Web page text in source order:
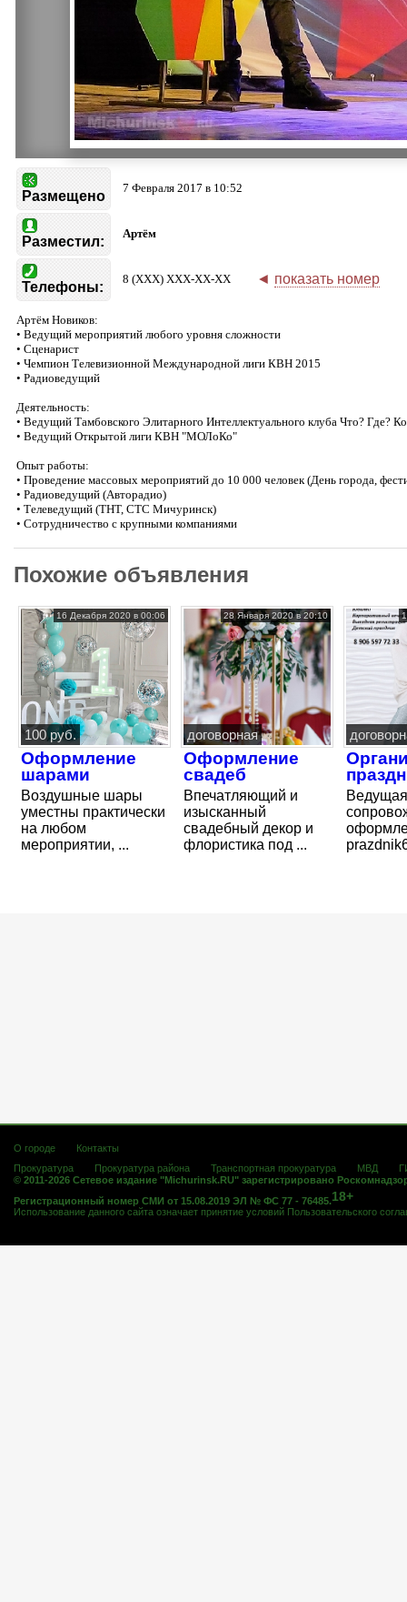
Размещено
7 Февраля 2017 в 10:52
Разместил:
Артём
Телефоны:
8 (XXX) XXX-XX-XX ◄ показать номер
Артём Новиков:
• Ведущий мероприятий любого уровня сложности
• Сценарист
• Чемпион Телевизионной Международной лиги КВН 2015
• Радиоведущий
Деятельность:
• Ведущий Тамбовского Элитарного Интеллектуального клуба Что? Где?
• Ведущий Открытой лиги КВН "МОЛоКо"
Опыт работы:
• Проведение массовых мероприятий до 10 000 человек (День города,
• Радиоведущий (Авторадио)
• Телеведущий (ТНТ, СТС Мичуринск)
• Сотрудничество с крупными компаниями
Похожие объявления
16 Декабря 2020 в 00:06
100 руб.
Оформление
шарами
Воздушные шары
уместны практически
на любом
мероприятии, ...
28 Января 2020 в 20:10
договорная
Оформление
свадеб
Впечатляющий и
изысканный
свадебный декор и
флористика под ...
О городе
Контакты
Прокуратура
Прокуратура района Транспортная прокуратура МВД
© 2011-2026 Сетевое издание "Michurinsk.RU" зарегистрировано
Регистрационный номер СМИ от 15.08.2019 ЭЛ № ФС 77 - 76485.18+
Использование данного сайта означает принятие условий Пользовательского